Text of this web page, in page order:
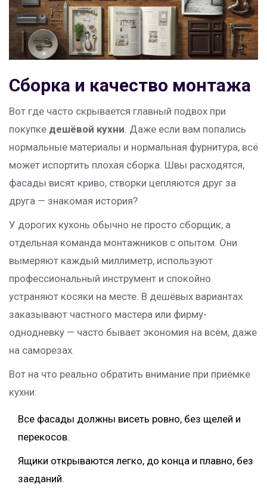
Сборка и качество монтажа
Вот где часто скрывается главный подвох при
покупке дешёвой кухни. Даже если вам попались
нормальные материалы и нормальная фурнитура, всё
может испортить плохая сборка. Швы расходятся,
фасады висят криво, створки цепляются друг за
друга — знакомая история?
У дорогих кухонь обычно не просто сборщик, а
отдельная команда монтажников с опытом. Они
вымеряют каждый миллиметр, используют
профессиональный инструмент и спокойно
устраняют косяки на месте. В дешёвых вариантах
заказывают частного мастера или фирму-
однодневку — часто бывает экономия на всём, даже
на саморезах.
Вот на что реально обратить внимание при приёмке
кухни:
Все фасады должны висеть ровно, без щелей и
перекосов.
Ящики открываются легко, до конца и плавно, без
заеданий.